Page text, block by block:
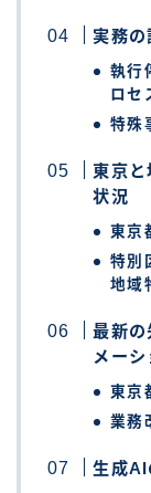
実務の
執行
ロセ
特殊
東京と
状況
東京
特別
地域
最新の
メーシ
東京
業務
生成AI